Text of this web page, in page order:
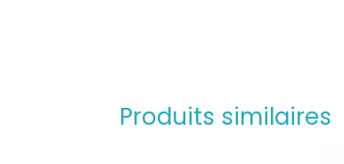
Produits similaires